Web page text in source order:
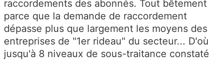
raccordements des abonnés. Tout bêtement
parce que la demande de raccordement
dépasse plus que largement les moyens des
entreprises de "1er rideau" du secteur... D'où
jusqu'à 8 niveaux de sous-traitance constaté